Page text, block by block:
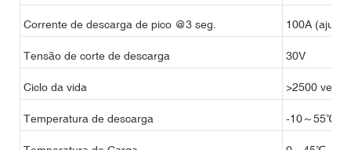
Corrente de descarga de pico @3 seg. 100A
Tensão de corte de descarga 30V
Ciclo da vida >2500
Temperatura de descarga -10～55℃